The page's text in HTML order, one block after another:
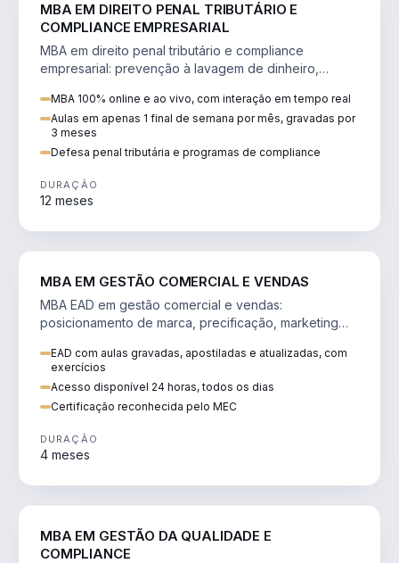
MBA EM DIREITO PENAL TRIBUTÁRIO E
COMPLIANCE EMPRESARIAL
MBA em direito penal tributário e compliance
empresarial: prevenção à lavagem de dinheiro,
MBA 100% online e ao vivo, com interação em tempo real
Aulas em apenas 1 final de semana por mês, gravadas por
3 meses
Defesa penal tributária e programas de compliance
DURAÇÃO
12 meses
MBA EM GESTÃO COMERCIAL E VENDAS
MBA EAD em gestão comercial e vendas:
posicionamento de marca, precificação, marketing
EAD com aulas gravadas, apostiladas e atualizadas, com
exercícios
Acesso disponível 24 horas, todos os dias
Certificação reconhecida pelo MEC
DURAÇÃO
4 meses
MBA EM GESTÃO DA QUALIDADE E
COMPLIANCE